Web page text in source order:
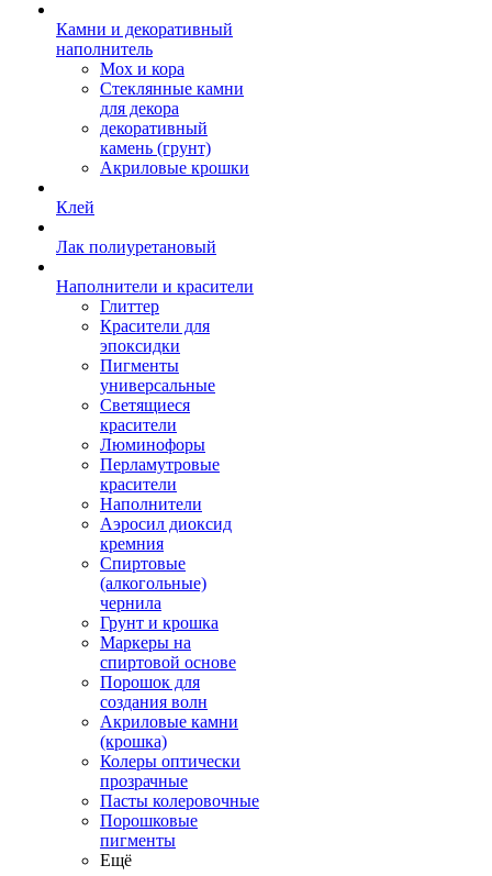
Камни и декоративный
наполнитель
Мох и кора
Стеклянные камни
для декора
декоративный
камень (грунт)
Акриловые крошки
Клей
Лак полиуретановый
Наполнители и красители
Глиттер
Красители для
эпоксидки
Пигменты
универсальные
Светящиеся
красители
Люминофоры
Перламутровые
красители
Наполнители
Аэросил диоксид
кремния
Спиртовые
(алкогольные)
чернила
Грунт и крошка
Маркеры на
спиртовой основе
Порошок для
создания волн
Акриловые камни
(крошка)
Колеры оптически
прозрачные
Пасты колеровочные
Порошковые
пигменты
Ещё